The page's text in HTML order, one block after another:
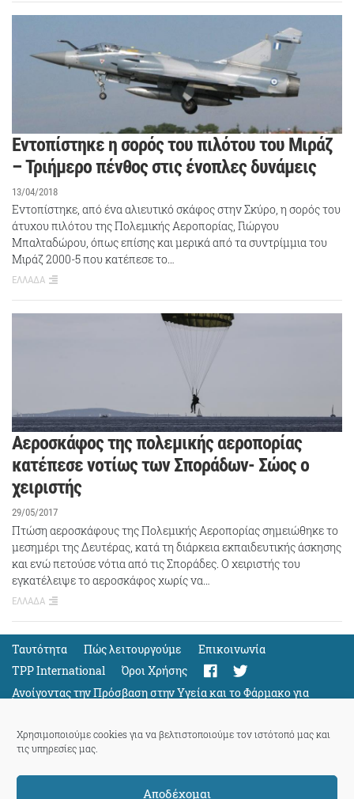
Χρησιμοποιούμε cookies για να βελτιστοποιούμε τον ιστότοπό μας και
τις υπηρεσίες μας.
Αποδέχομαι
Εντοπίστηκε η σορός του πιλότου του Μιράζ
– Τριήμερο πένθος στις ένοπλες δυνάμεις
13/04/2018
Εντοπίστηκε, από ένα αλιευτικό σκάφος στην Σκύρο, η σορός του
άτυχου πιλότου της Πολεμικής Αεροπορίας, Γιώργου
Μπαλταδώρου, όπως επίσης και μερικά από τα συντρίμμια του
Μιράζ 2000-5 που κατέπεσε το…
ΕΛΛΑΔΑ
Αεροσκάφος της πολεμικής αεροπορίας
κατέπεσε νοτίως των Σποράδων- Σώος ο
χειριστής
29/05/2017
Πτώση αεροσκάφους της Πολεμικής Αεροπορίας σημειώθηκε το
μεσημέρι της Δευτέρας, κατά τη διάρκεια εκπαιδευτικής άσκησης
και ενώ πετούσε νότια από τις Σποράδες. Ο χειριστής του
εγκατέλειψε το αεροσκάφος χωρίς να…
ΕΛΛΑΔΑ
Ταυτότητα Πώς λειτουργούμε
Eπικοινωνία
TPP International
Όροι Χρήσης
Ανοίγοντας την Πρόσβαση στην Υγεία και το Φάρμακο για
Όλους
Support